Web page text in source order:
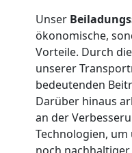
Unser
ökonomische,
Vorteile. Durch
unserer
bedeutenden
Darüber hinaus
an der
Technologien,
noch
Wolfsberg
Umzug
für